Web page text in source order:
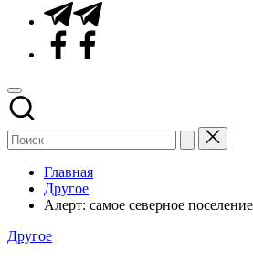
Telegram
Facebook
Главная
Другое
Алерт: самое северное
Опубликовано
Другое